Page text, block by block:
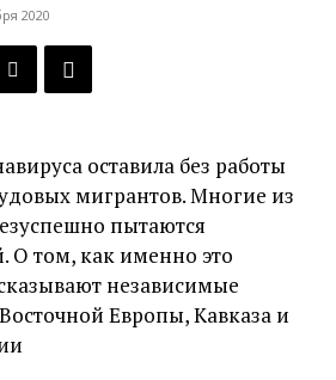
2020
оставила без работы
мигрантов. Многие из
пытаются
О том, как именно это
независимые
Европы, Кавказа и